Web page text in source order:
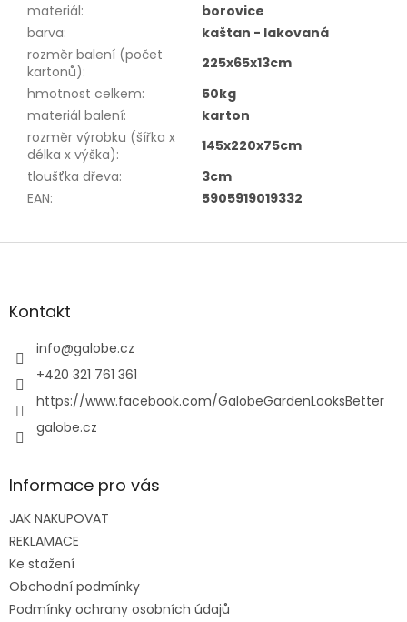
materiál:
borovice
barva:
kaštan - lakovaná
rozměr balení (počet
kartonů):
225x65x13cm
hmotnost celkem:
50kg
materiál balení:
karton
rozměr výrobku (šířka x
délka x výška):
145x220x75cm
tloušťka dřeva:
3cm
EAN: 5905919019332
Z
aKontakt
info@galobe.cz
+420 321 761 361
https://www.facebook.com/GalobeGardenLooksBetter
galobe.cz
Informace pro vás
JAK NAKUPOVAT
REKLAMACE
Ke stažení
Obchodní podmínky
Podmínky ochrany osobních údajů